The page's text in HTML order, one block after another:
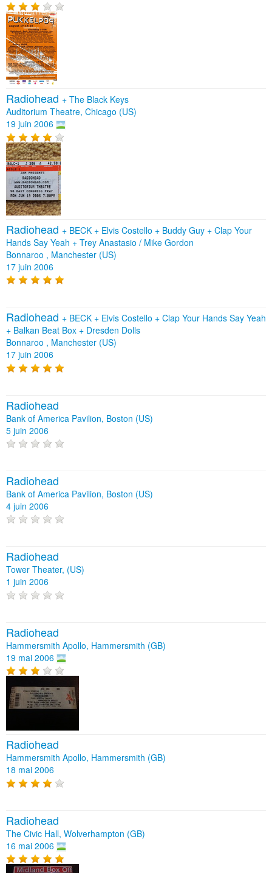
Radiohead + The Black Keys
Auditorium Theatre, Chicago (US)
19 juin 2006
Radiohead + BECK + Elvis Costello + Buddy Guy + Clap Your
Hands Say Yeah + Trey Anastasio / Mike Gordon
Bonnaroo , Manchester (US)
17 juin 2006
Radiohead + BECK + Elvis Costello + Clap Your Hands Say Yeah
+ Balkan Beat Box + Dresden Dolls
Bonnaroo , Manchester (US)
17 juin 2006
Radiohead
Bank of America Pavilion, Boston (US)
5 juin 2006
Radiohead
Bank of America Pavilion, Boston (US)
4 juin 2006
Radiohead
Tower Theater, (US)
1 juin 2006
Radiohead
Hammersmith Apollo, Hammersmith (GB)
19 mai 2006
Radiohead
Hammersmith Apollo, Hammersmith (GB)
18 mai 2006
Radiohead
The Civic Hall, Wolverhampton (GB)
16 mai 2006